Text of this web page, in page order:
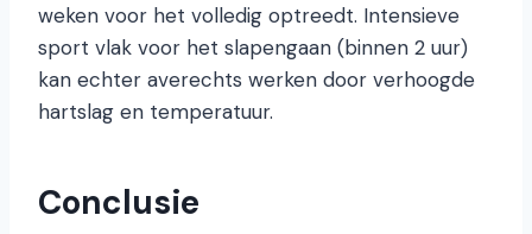
weken voor het volledig optreedt. Intensieve
sport vlak voor het slapengaan (binnen 2 uur)
kan echter averechts werken door verhoogde
hartslag en temperatuur.
Conclusie